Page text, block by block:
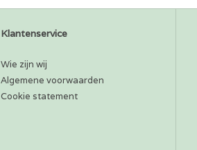
Klantenservice
Wie zijn wij
Algemene voorwaarden
Cookie statement